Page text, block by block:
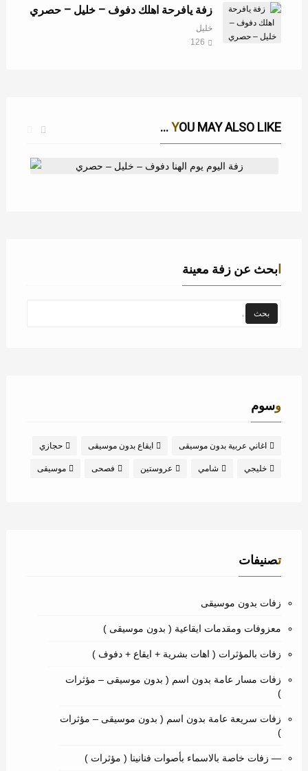
زفة يافرحة اهلك دفوف – خليل – حصري
خليل
126
YOU MAY ALSO LIKE ...
زفة اليوم يوم الهنا دفوف – خليل – حصري
ابحث عن زفة معينة
وسوم
اغاني عربية بدون موسيقى ايقاع بدون موسيقى حجازي
خليجي شامي عروستين فصحى موسيقى
تصنيفات
زفات بدون موسيقى
معزوفات ومقدمات ايقاعية ( بدون موسيقى )
زفات بالمؤثرات ( اهات بشرية + ايقاع + دفوف )
زفات مسار عامة بدون اسم ( بدون موسيقى – مؤثرات
)
زفات سريعة عامة بدون اسم ( بدون موسيقى – مؤثرات
)
— زفات خاصة بالاسماء بأصوات فنانينا ( مؤثرات )